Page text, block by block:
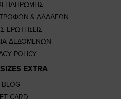
ΠΛΗΡΩΜΗΣ
& ΑΛΛΑΓΩΝ
ΕΡΩΤΗΣΕΙΣ
ΔΕΔΟΜΕΝΩΝ
POLICY
EXTRA
BLOG
CARD